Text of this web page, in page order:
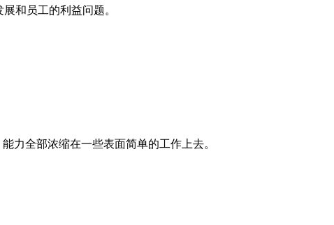
和员工的利益问题。
力全部浓缩在一些表面简单的工作上去。